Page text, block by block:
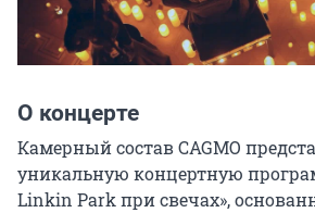
О концерте
Камерный состав CAGMO
уникальную концертную
Linkin Park при свечах»,